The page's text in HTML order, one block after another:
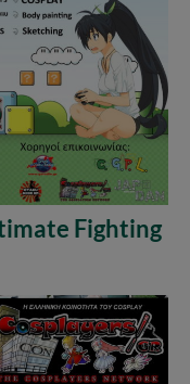
Fighting